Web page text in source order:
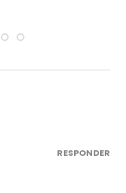
RESPONDER